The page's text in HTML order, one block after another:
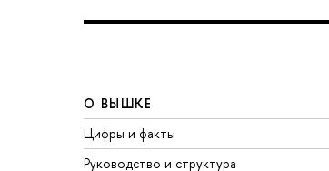
О ВЫШКЕ
Цифры и факты
Руководство и структура